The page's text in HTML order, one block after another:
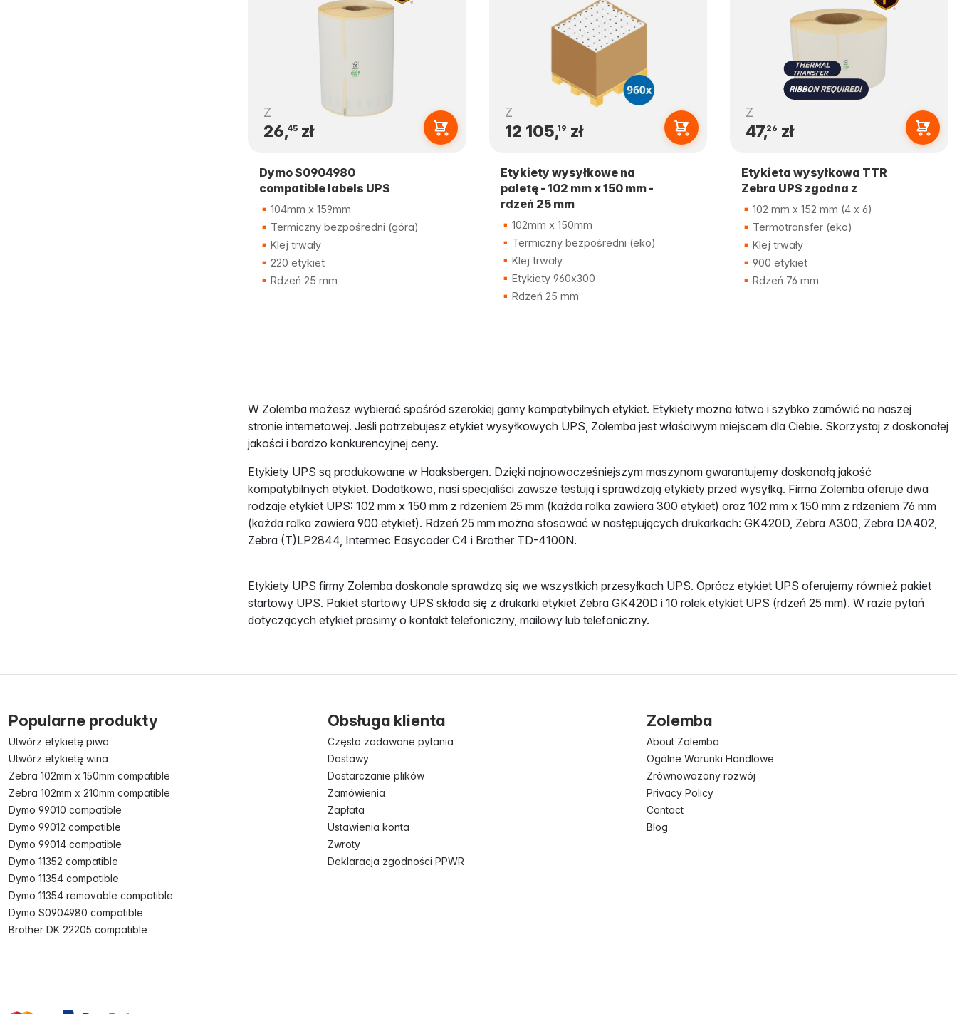
Z
26,45zł
Dymo S0904980
compatible labels UPS
104mm x 159mm
Termiczny bezpośredni (góra)
Klej trwały
220 etykiet
Rdzeń 25 mm
Z
12 105,19 zł
Etykiety wysyłkowe na
paletę - 102 mm x 150 mm -
rdzeń 25 mm
102mm x 150mm
Termiczny bezpośredni (eko)
Klej trwały
Etykiety 960x300
Rdzeń 25 mm
Z
47,26 zł
Etykieta wysyłkowa TTR
Zebra UPS zgodna z
102 mm x 152 mm (4 x 6)
Termotransfer (eko)
Klej trwały
900 etykiet
Rdzeń 76 mm
W Zolemba możesz wybierać spośród szerokiej gamy kompatybilnych etykiet. Etykiety można łatwo i szybko zamówić na naszej
stronie internetowej. Jeśli potrzebujesz etykiet wysyłkowych UPS, Zolemba jest właściwym miejscem dla Ciebie. Skorzystaj z doskonałej
jakości i bardzo konkurencyjnej ceny.
Etykiety UPS są produkowane w Haaksbergen. Dzięki najnowocześniejszym maszynom gwarantujemy doskonałą jakość
kompatybilnych etykiet. Dodatkowo, nasi specjaliści zawsze testują i sprawdzają etykiety przed wysyłką. Firma Zolemba oferuje dwa
rodzaje etykiet UPS: 102 mm x 150 mm z rdzeniem 25 mm (każda rolka zawiera 300 etykiet) oraz 102 mm x 150 mm z rdzeniem 76 mm
(każda rolka zawiera 900 etykiet). Rdzeń 25 mm można stosować w następujących drukarkach: GK420D, Zebra A300, Zebra DA402,
Zebra (T)LP2844, Intermec Easycoder C4 i Brother TD-4100N.
Etykiety UPS firmy Zolemba doskonale sprawdzą się we wszystkich przesyłkach UPS. Oprócz etykiet UPS oferujemy również pakiet
startowy UPS. Pakiet startowy UPS składa się z drukarki etykiet Zebra GK420D i 10 rolek etykiet UPS (rdzeń 25 mm). W razie pytań
dotyczących etykiet prosimy o kontakt telefoniczny, mailowy lub telefoniczny.
Popularne produkty
Utwórz etykietę piwa
Utwórz etykietę wina
Zebra 102mm x 150mm compatible
Zebra 102mm x 210mm compatible
Dymo 99010 compatible
Dymo 99012 compatible
Dymo 99014 compatible
Dymo 11352 compatible
Dymo 11354 compatible
Dymo 11354 removable compatible
Dymo S0904980 compatible
Brother DK 22205 compatible
Obsługa klienta
Często zadawane pytania
Dostawy
Dostarczanie plików
Zamówienia
Zapłata
Ustawienia konta
Zwroty
Deklaracja zgodności PPWR
Zolemba
About Zolemba
Ogólne Warunki Handlowe
Zrównoważony rozwój
Privacy Policy
Contact
Blog